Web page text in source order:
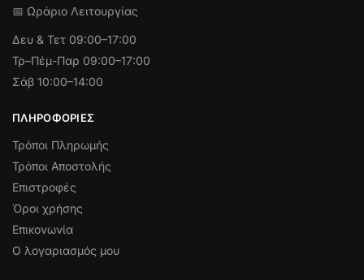
📅 Ωράριο Λειτουργίας
Δευ & Τετ 09:00–17:00
Τρ–Πέμ-Παρ 09:00–17:00
Σάβ 10:00–14:00
ΠΛΗΡΟΦΟΡΊΕΣ
Τρόποι Πληρωμής
Τρόποι Αποστολής
Επιστροφές
Όροι χρήσης
Επικονωνία
Ο λογαριασμός μου